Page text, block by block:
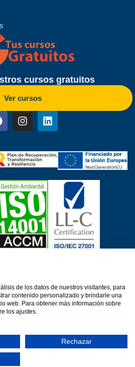
cursos gratuitos
Ver cursos
privacidad
Protección de datos
de accesibilidad
Para el Desarrollo e Insercion S.L.
(DEFOIN)
de los datos de nuestros visitantes, para
contenido personalizado y brindarle una
web. Para obtener más información sobre
los ajustes.
Rechazar